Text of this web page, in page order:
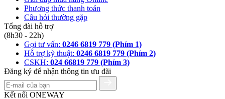
Phương thức thanh toán
Câu hỏi thường gặp
Tổng đài hỗ trợ
(8h30 - 22h)
Gọi tư vấn: 0246 6819 779 (Phím 1)
Hỗ trợ kỹ thuật: 0246 6819 779 (Phím 2)
CSKH: 024 66819 779 (Phím 3)
Đăng ký để nhận thông tin ưu đãi
Kết nối ONEWAY